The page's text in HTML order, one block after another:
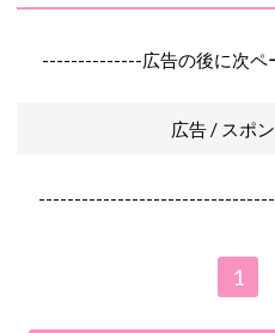
--------------広告の後に次
広告 / スポ
1